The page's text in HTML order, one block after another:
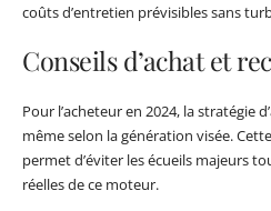
coûts d’entretien prévisibles sans
Conseils d’achat et
Pour l’acheteur en 2024, la stratégie
même selon la génération visée.
permet d’éviter les écueils majeurs
réelles de ce moteur.